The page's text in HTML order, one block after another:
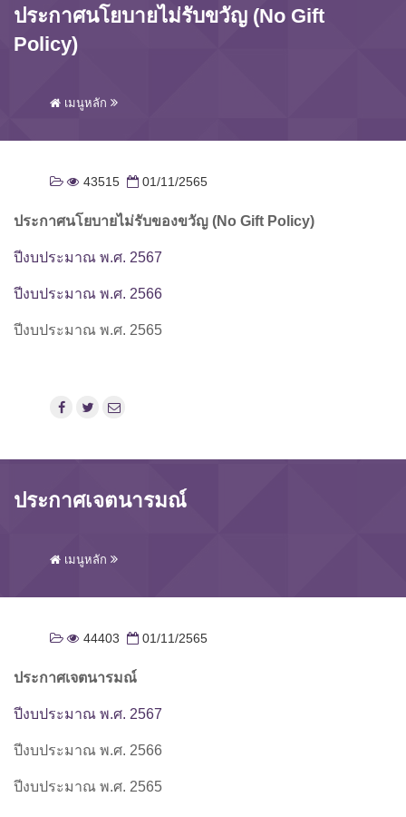
ประกาศนโยบายไม่รับขวัญ (No Gift
Policy)
เมนูหลัก
43515 01/11/2565
ประกาศนโยบายไม่รับของขวัญ (No Gift Policy)
ปีงบประมาณ พ.ศ. 2567
ปีงบประมาณ พ.ศ. 2566
ปีงบประมาณ พ.ศ. 2565
ประกาศเจตนารมณ์
เมนูหลัก
44403 01/11/2565
ประกาศเจตนารมณ์
ปีงบประมาณ พ.ศ. 2567
ปีงบประมาณ พ.ศ. 2566
ปีงบประมาณ พ.ศ. 2565